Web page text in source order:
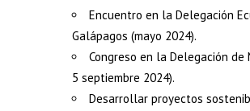
Encuentro en la Delegación
Galápagos (mayo 2024).
Congreso en la Delegación de
5 septiembre 2024).
Desarrollar proyectos